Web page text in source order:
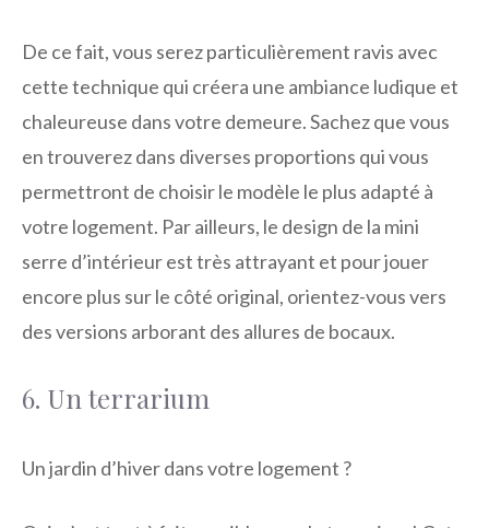
De ce fait, vous serez particulièrement ravis avec
cette technique qui créera une ambiance ludique et
chaleureuse dans votre demeure. Sachez que vous
en trouverez dans diverses proportions qui vous
permettront de choisir le modèle le plus adapté à
votre logement. Par ailleurs, le design de la mini
serre d’intérieur est très attrayant et pour jouer
encore plus sur le côté original, orientez-vous vers
des versions arborant des allures de bocaux.
6. Un terrarium
Un jardin d’hiver dans votre logement ?